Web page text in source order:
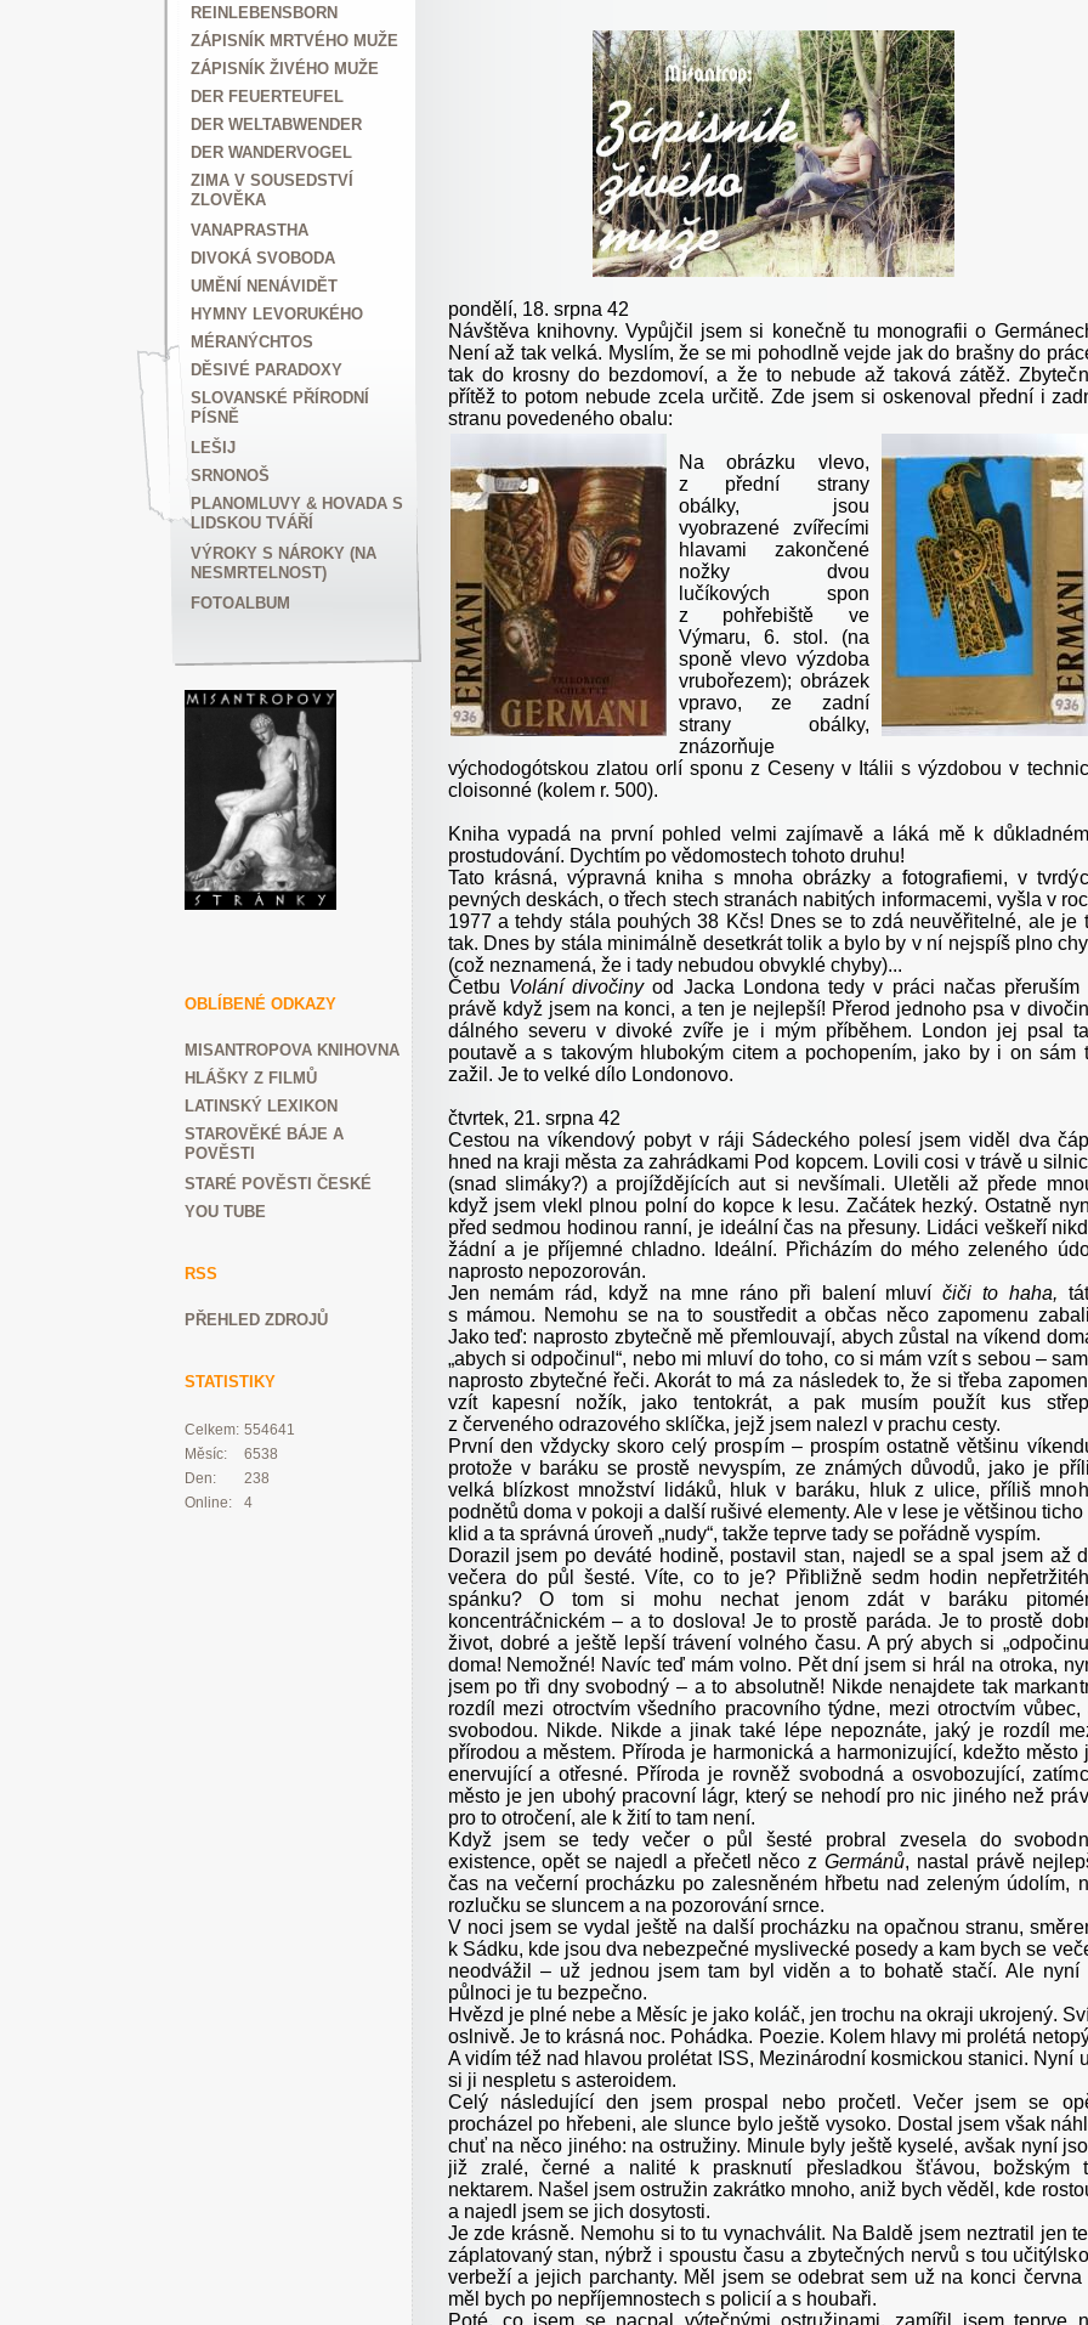
REINLEBENSBORN
ZÁPISNÍK MRTVÉHO MUŽE
ZÁPISNÍK ŽIVÉHO MUŽE
DER FEUERTEUFEL
DER WELTABWENDER
DER WANDERVOGEL
ZIMA V SOUSEDSTVÍ
ZLOVĚKA
VANAPRASTHA
DIVOKÁ SVOBODA
UMĚNÍ NENÁVIDĚT
HYMNY LEVORUKÉHO
MÉRANÝCHTOS
DĚSIVÉ PARADOXY
SLOVANSKÉ PŘÍRODNÍ
PÍSNĚ
LEŠIJ
SRNONOŠ
PLANOMLUVY & HOVADA S
LIDSKOU TVÁŘÍ
VÝROKY S NÁROKY (NA
NESMRTELNOST)
FOTOALBUM
OBLÍBENÉ ODKAZY
MISANTROPOVA KNIHOVNA
HLÁŠKY Z FILMŮ
LATINSKÝ LEXIKON
STAROVĚKÉ BÁJE A
POVĚSTI
STARÉ POVĚSTI ČESKÉ
YOU TUBE
RSS
PŘEHLED ZDROJŮ
STATISTIKY
Online: 4
Celkem: 554641
Měsíc:
6538
Den:
238
pondělí, 18. srpna 42
Návštěva knihovny. Vypůjčil jsem si konečně tu monografii o
Není až tak velká. Myslím, že se mi pohodlně vejde jak do brašny do
tak do krosny do bezdomoví, a že to nebude až taková zátěž.
přítěž to potom nebude zcela určitě. Zde jsem si oskenoval přední i
stranu povedeného obalu:
Na obrázku vlevo,
z přední strany
obálky, jsou
vyobrazené zvířecími
hlavami zakončené
nožky dvou
lučíkových spon
z pohřebiště ve
Výmaru, 6. stol. (na
sponě vlevo výzdoba
vrubořezem); obrázek
vpravo, ze zadní
strany obálky,
znázorňuje
východogótskou zlatou orlí sponu z Ceseny v Itálii s výzdobou v
cloisonné (kolem r. 500).
Kniha vypadá na první pohled velmi zajímavě a láká mě k
prostudování. Dychtím po vědomostech tohoto druhu!
Tato krásná, výpravná kniha s mnoha obrázky a fotografiemi, v
pevných deskách, o třech stech stranách nabitých informacemi, vyšla v
1977 a tehdy stála pouhých 38 Kčs! Dnes se to zdá neuvěřitelné, ale je
tak. Dnes by stála minimálně desetkrát tolik a bylo by v ní nejspíš plno
(což neznamená, že i tady nebudou obvyklé chyby)...
Četbu Volání divočinyod Jacka Londona tedy v práci načas přeruším
právě když jsem na konci, a ten je nejlepší! Přerod jednoho psa v
dálného severu v divoké zvíře je i mým příběhem. London jej psal
poutavě a s takovým hlubokým citem a pochopením, jako by i on sám
zažil. Je to velké dílo Londonovo.
čtvrtek, 21. srpna 42
Cestou na víkendový pobyt v ráji Sádeckého polesí jsem viděl dva
hned na kraji města za zahrádkami Pod kopcem. Lovili cosi v trávě u
(snad slimáky?) a projíždějících aut si nevšímali. Uletěli až přede
když jsem vlekl plnou polní do kopce k lesu. Začátek hezký. Ostatně
před sedmou hodinou ranní, je ideální čas na přesuny. Lidáci veškeří
žádní a je příjemné chladno. Ideální. Přicházím do mého zeleného
naprosto nepozorován.
Jen nemám rád, když na mne ráno při balení mluvíčiči to haha,
s mámou. Nemohu se na to soustředit a občas něco zapomenu
Jako teď: naprosto zbytečně mě přemlouvají, abych zůstal na víkend
„abych si odpočinul“, nebo mi mluví do toho, co si mám vzít s sebou –
naprosto zbytečné řeči. Akorát to má za následek to, že si třeba
vzít kapesní nožík, jako tentokrát, a pak musím použít kus
z červeného odrazového sklíčka, jejž jsem nalezl v prachu cesty.
První den vždycky skoro celý prospím – prospím ostatně většinu
protože v baráku se prostě nevyspím, ze známých důvodů, jako je
velká blízkost množství lidáků, hluk v baráku, hluk z ulice, příliš
podnětů doma v pokoji a další rušivé elementy. Ale v lese je většinou ticho
klid a ta správná úroveň „nudy“, takže teprve tady se pořádně vyspím.
Dorazil jsem po deváté hodině, postavil stan, najedl se a spal jsem až
večera do půl šesté. Víte, co to je? Přibližně sedm hodin
spánku? O tom si mohu nechat jenom zdát v baráku
koncentráčnickém – a to doslova! Je to prostě paráda. Je to prostě
život, dobré a ještě lepší trávení volného času. A prý abych si
doma! Nemožné! Navíc teď mám volno. Pět dní jsem si hrál na otroka,
jsem po tři dny svobodný – a to absolutně! Nikde nenajdete tak
rozdíl mezi otroctvím všedního pracovního týdne, mezi otroctvím vůbec,
svobodou. Nikde. Nikde a jinak také lépe nepoznáte, jaký je rozdíl
přírodou a městem. Příroda je harmonická a harmonizující, kdežto město
enervující a otřesné. Příroda je rovněž svobodná a osvobozující,
město je jen ubohý pracovní lágr, který se nehodí pro nic jiného než
pro to otročení, ale k žití to tam není.
Když jsem se tedy večer o půl šesté probral zvesela do
existence, opět se najedl a přečetl něco zGermánů, nastal právě
čas na večerní procházku po zalesněném hřbetu nad zeleným údolím,
rozlučku se sluncem a na pozorování srnce.
V noci jsem se vydal ještě na další procházku na opačnou stranu,
k Sádku, kde jsou dva nebezpečné myslivecké posedy a kam bych se
neodvážil – už jednou jsem tam byl viděn a to bohatě stačí. Ale nyní
půlnoci je tu bezpečno.
Hvězd je plné nebe a Měsíc je jako koláč, jen trochu na okraji ukrojený.
oslnivě. Je to krásná noc. Pohádka. Poezie. Kolem hlavy mi prolétá
A vidím též nad hlavou prolétat ISS, Mezinárodní kosmickou stanici. Nyní
si ji nespletu s asteroidem.
Celý následující den jsem prospal nebo pročetl. Večer jsem se
procházel po hřebeni, ale slunce bylo ještě vysoko. Dostal jsem však
chuť na něco jiného: na ostružiny. Minule byly ještě kyselé, avšak nyní
již zralé, černé a nalité k prasknutí přesladkou šťávou, božským
nektarem. Našel jsem ostružin zakrátko mnoho, aniž bych věděl, kde
a najedl jsem se jich dosytosti.
Je zde krásně. Nemohu si to tu vynachválit. Na Baldě jsem neztratil jen
záplatovaný stan, nýbrž i spoustu času a zbytečných nervů s tou
verbeží a jejich parchanty. Měl jsem se odebrat sem už na konci června
měl bych po nepříjemnostech s policií a s houbaři.
Poté, co jsem se nacpal výtečnými ostružinami, zamířil jsem teprve